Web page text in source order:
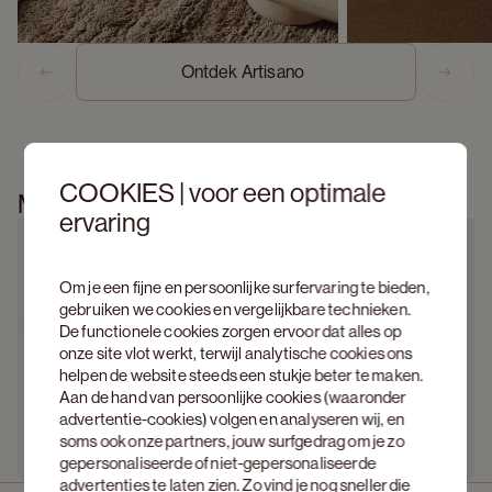
COOKIES | voor een optimale
ervaring
Om je een fijne en persoonlijke surfervaring te bieden,
gebruiken we cookies en vergelijkbare technieken.
De functionele cookies zorgen ervoor dat alles op
onze site vlot werkt, terwijl analytische cookies ons
helpen de website steeds een stukje beter te maken.
Aan de hand van persoonlijke cookies (waaronder
advertentie-cookies) volgen en analyseren wij, en
soms ook onze partners, jouw surfgedrag om je zo
gepersonaliseerde of niet-gepersonaliseerde
advertenties te laten zien. Zo vind je nog sneller die
Ontdek Artisano
Meer informatie